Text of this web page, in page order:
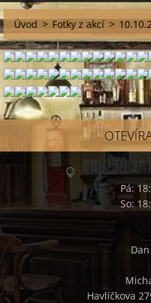
Úvod > Fotky z akcí >
Pá:
So:
Havlíčkova